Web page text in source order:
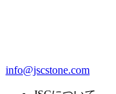
info@jscstone.com